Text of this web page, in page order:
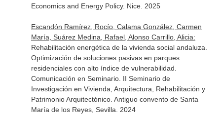
Economics and Energy Policy. Nice. 2025
Escandón Ramírez, Rocío, Calama González, Carmen
María, Suárez Medina, Rafael, Alonso Carrillo, Alicia:
Rehabilitación energética de la vivienda social andaluza.
Optimización de soluciones pasivas en parques
residenciales con alto índice de vulnerabilidad.
Comunicación en Seminario. II Seminario de
Investigación en Vivienda, Arquitectura, Rehabilitación y
Patrimonio Arquitectónico. Antiguo convento de Santa
María de los Reyes, Sevilla. 2024